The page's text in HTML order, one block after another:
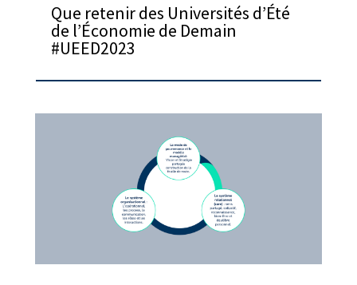
Que retenir des Universités d’Été
de l’Économie de Demain
#UEED2023